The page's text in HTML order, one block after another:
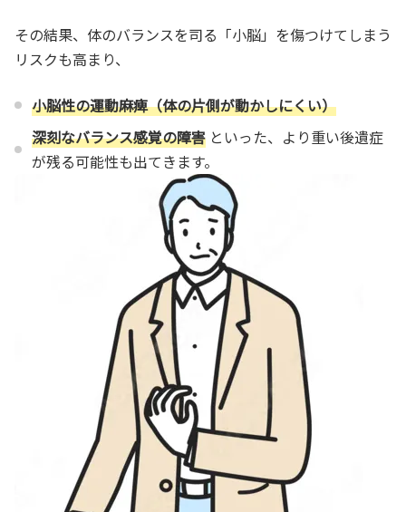
その結果、体のバランスを司る「小脳」を傷つけてしまう
リスクも高まり、
小脳性の運動麻痺（体の片側が動かしにくい）
深刻なバランス感覚の障害 といった、より重い後遺症
が残る可能性も出てきます。